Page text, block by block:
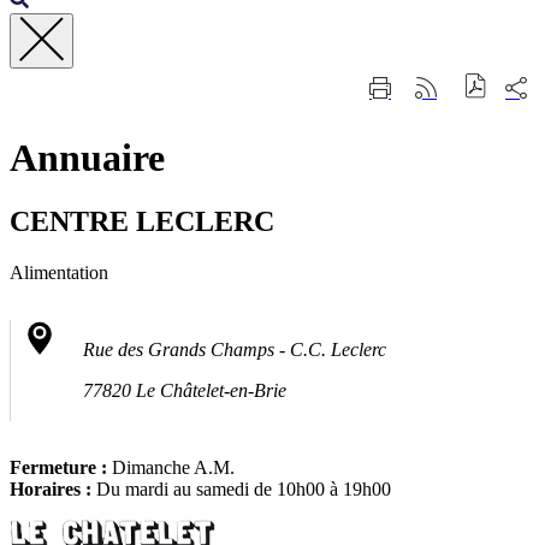
Fermer
ImprimerGénérer
sur
Annuaire
CENTRE LECLERC
Alimentation
Rue des Grands Champs - C.C. Leclerc
77820 Le Châtelet-en-Brie
Fermeture : Dimanche A.M.
Horaires : Du mardi au samedi de 10h00 à 19h00